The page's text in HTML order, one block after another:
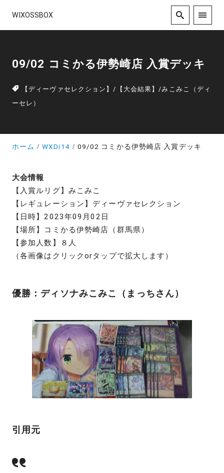
WIXOSSBOX
09/02 コミかる伊勢崎店 入賞デッキ
【ディーヴァセレクション】/ 【大会結果】/みこみこ（ディ
ーセレ）
ホーム WXDi14 09/02 コミかる伊勢崎店 入賞デッキ
大会情報
【入賞ルリグ】みこみこ
【レギュレーション】ディーヴァセレクション
【日時】2023年09月02日
【場所】コミかる伊勢崎店（群馬県）
【参加人数】８人
（各画像はクリックorタップで拡大します）
優勝：ディソナみこみこ（まっちさん）
引用元